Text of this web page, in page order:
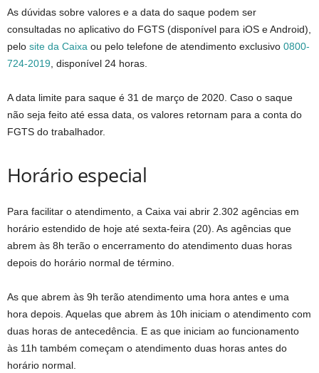
As dúvidas sobre valores e a data do saque podem ser
consultadas no aplicativo do FGTS (disponível para iOS e Android),
pelo site da Caixa ou pelo telefone de atendimento exclusivo 0800-
724-2019, disponível 24 horas.
A data limite para saque é 31 de março de 2020. Caso o saque
não seja feito até essa data, os valores retornam para a conta do
FGTS do trabalhador.
Horário especial
Para facilitar o atendimento, a Caixa vai abrir 2.302 agências em
horário estendido de hoje até sexta-feira (20). As agências que
abrem às 8h terão o encerramento do atendimento duas horas
depois do horário normal de término.
As que abrem às 9h terão atendimento uma hora antes e uma
hora depois. Aquelas que abrem às 10h iniciam o atendimento com
duas horas de antecedência. E as que iniciam ao funcionamento
às 11h também começam o atendimento duas horas antes do
horário normal.